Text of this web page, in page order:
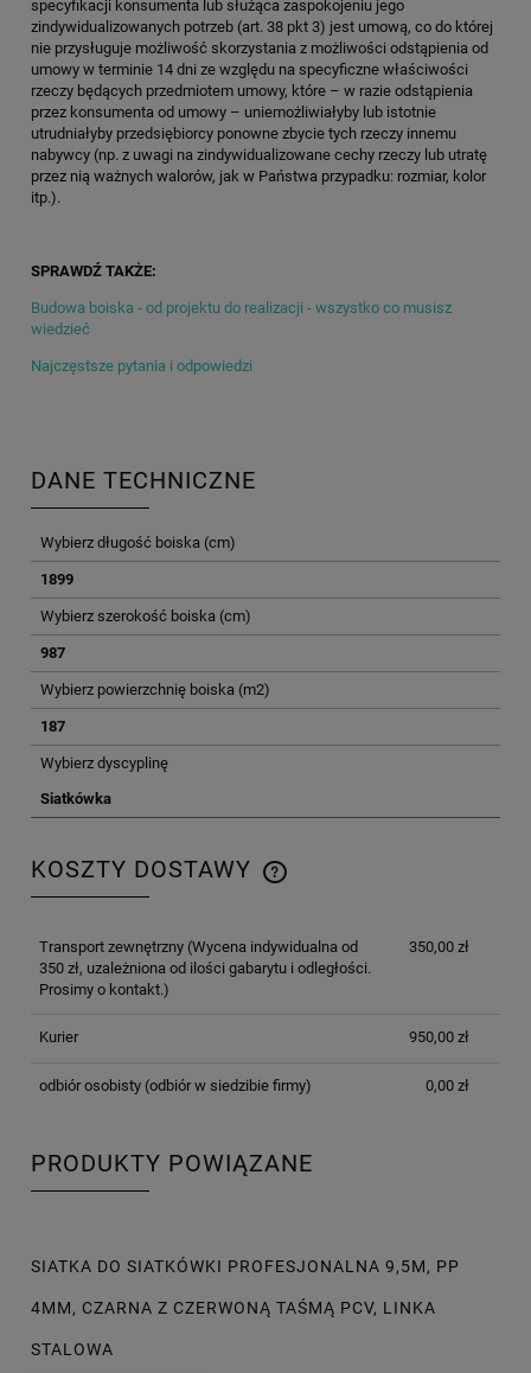
specyfikacji konsumenta lub służąca zaspokojeniu jego
zindywidualizowanych potrzeb (art. 38 pkt 3) jest umową, co do której
nie przysługuje możliwość skorzystania z możliwości odstąpienia od
umowy w terminie 14 dni ze względu na specyficzne właściwości
rzeczy będących przedmiotem umowy, które – w razie odstąpienia
przez konsumenta od umowy – uniemożliwiałyby lub istotnie
utrudniałyby przedsiębiorcy ponowne zbycie tych rzeczy innemu
nabywcy (np. z uwagi na zindywidualizowane cechy rzeczy lub utratę
przez nią ważnych walorów, jak w Państwa przypadku: rozmiar, kolor
itp.).
SPRAWDŹ TAKŻE:
Budowa boiska - od projektu do realizacji - wszystko co musisz
wiedzieć
Najczęstsze pytania i odpowiedzi
DANE TECHNICZNE
Wybierz długość boiska (cm)
1899
Wybierz szerokość boiska (cm)
987
Wybierz powierzchnię boiska (m2)
187
Wybierz dyscyplinę
Siatkówka
KOSZTY DOSTAWY
CENA NIE ZAWIERA EWENTUALNYCH KOSZTÓW
Transport zewnętrzny(Wycena indywidualna od
350 zł, uzależniona od ilości gabarytu i odległości.
Prosimy o kontakt.)
350,00 zł
Kurier 950,00 zł
odbiór osobisty(odbiór w siedzibie firmy) 0,00 zł
PRODUKTY POWIĄZANE
SIATKA DO SIATKÓWKI PROFESJONALNA 9,5M, PP
4MM, CZARNA Z CZERWONĄ TAŚMĄ PCV, LINKA
STALOWA